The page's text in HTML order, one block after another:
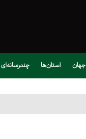
جهان استان‌ها چندرسانه‌ای